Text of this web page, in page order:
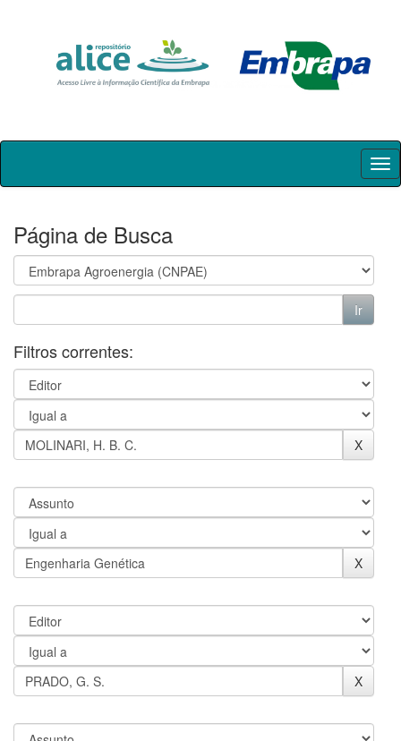
Skip
Página de Busca
Filtros correntes: